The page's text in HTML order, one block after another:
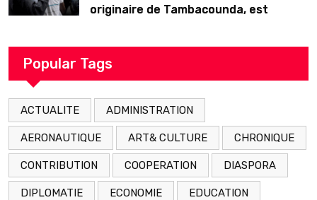
originaire de Tambacounda, est
Popular Tags
ACTUALITE ADMINISTRATION
AERONAUTIQUE ART& CULTURE CHRONIQUE
CONTRIBUTION COOPERATION DIASPORA
DIPLOMATIE ECONOMIE EDUCATION